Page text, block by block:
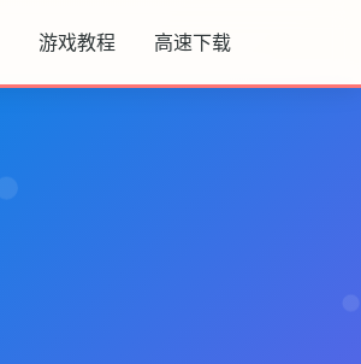
游戏教程 高速下载